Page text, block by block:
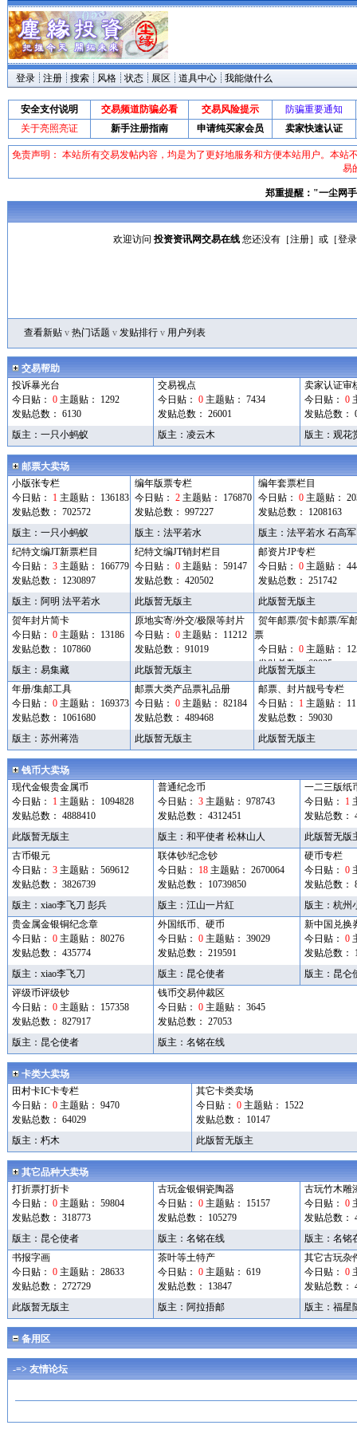
登录 注册 搜索 风格 状态 展区 道具中心 我能做什么
安全支付说明 交易频道防骗必看 交易风险提示
防骗重要通知
关于亮照亮证
新手注册指南 申请纯买家会员 卖家快速认证
免责声明： 本站所有交易发帖内容，均是为了更好地服务和方便本站用户。本
易
郑重提醒："一尘网
欢迎访问 投资资讯网交易在线您还没有［注册］或［登录
查看新贴 v 热门话题 v 发贴排行 v 用户列表
交易帮助
投诉暴光台
今日贴： 0 主题贴： 1292
发贴总数： 6130
交易视点
今日贴： 0 主题贴： 7434
发贴总数： 26001
卖家认证审
今日贴： 0
发贴总数：
版主： 一只小蚂蚁 版主：凌云木 版主： 观花
邮票大卖场
小版张专栏
今日贴：
1 主题贴： 136183
发贴总数： 702572
编年版票专栏
今日贴： 2 主题贴： 176870
发贴总数： 997227
编年套票栏目
今日贴： 0 主题贴：
发贴总数： 1208163
版主： 一只小蚂蚁 版主：法平若水 版主：法平若水 石高军
纪特文编JT新票栏目
今日贴： 3 主题贴： 166779
发贴总数： 1230897
纪特文编JT销封栏目
今日贴： 0 主题贴： 59147
发贴总数： 420502
邮资片JP专栏
今日贴： 0 主题贴：
发贴总数： 251742
版主： 阿明 法平若水 此版暂无版主
此版暂无版主
贺年封片简卡
今日贴： 0 主题贴： 13186
发贴总数： 107860
原地实寄/外交/极限等封片
今日贴： 0 主题贴： 11212
发贴总数： 91019
贺年邮票/贺卡邮票/军
票
今日贴： 0 主题贴：
发贴总数： 68025
版主： 易集藏 此版暂无版主
此版暂无版主
年册/集邮工具
今日贴： 0 主题贴： 169373
发贴总数： 1061680
邮票大类产品票礼品册
今日贴： 0 主题贴： 82184
发贴总数： 489468
邮票、封片靓号专栏
今日贴：
1 主题贴：
发贴总数： 59030
版主： 苏州蒋浩 此版暂无版主 此版暂无版主
钱币大卖场
现代金银贵金属币
今日贴：
1 主题贴： 1094828
发贴总数： 4888410
普通纪念币
今日贴： 3 主题贴： 978743
发贴总数： 4312451
一二三版纸
今日贴：
1
发贴总数：
此版暂无版主
版主：和平使者 松林山人
此版暂无版
古币银元
今日贴： 3 主题贴： 569612
发贴总数： 3826739
联体钞/纪念钞
今日贴：
18 主题贴： 2670064
发贴总数： 10739850
硬币专栏
今日贴： 0
发贴总数：
版主： xiao李飞刀 彭兵 版主：江山一片紅 版主： 杭州
贵金属金银铜纪念章
今日贴： 0 主题贴： 80276
发贴总数： 435774
外国纸币、硬币
今日贴： 0 主题贴： 39029
发贴总数： 219591
新中国兑换
今日贴： 0
发贴总数：
版主： xiao李飞刀 版主： 昆仑使者 版主： 昆仑
评级币评级钞
今日贴： 0 主题贴： 157358
发贴总数： 827917
钱币交易仲裁区
今日贴： 0 主题贴： 3645
发贴总数： 27053
版主： 昆仑使者 版主：名铭在线
卡类大卖场
田村卡IC卡专栏
今日贴： 0 主题贴： 9470
发贴总数： 64029
其它卡类卖场
今日贴： 0 主题贴： 1522
发贴总数： 10147
版主： 朽木 此版暂无版主
其它品种大卖场
打折票打折卡
今日贴： 0 主题贴： 59804
发贴总数： 318773
古玩金银铜瓷陶器
今日贴： 0 主题贴： 15157
发贴总数： 105279
古玩竹木雕
今日贴： 0
发贴总数：
版主： 昆仑使者 版主：名铭在线 版主： 名铭
书报字画
今日贴： 0 主题贴： 28633
发贴总数： 272729
茶叶等土特产
今日贴： 0 主题贴： 619
发贴总数： 13847
其它古玩杂
今日贴： 0
发贴总数：
此版暂无版主
版主： 阿拉捂邮 版主： 福星
备用区
-=> 友情论坛